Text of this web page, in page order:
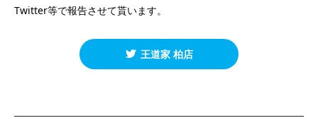
Twitter等で報告させて貰います。
王道家 柏店